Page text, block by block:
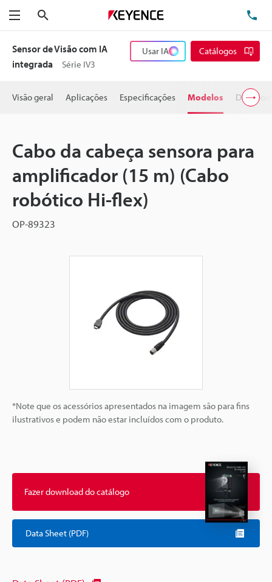
Menu
Sensor de Visão com IA
integrada
Série IV3
Usar IA Catálogos
Visão geral Aplicações Especificações Modelos
Cabo da cabeça sensora para
amplificador (15 m) (Cabo
robótico Hi-flex)
OP-89323
*Note que os acessórios apresentados na imagem são para fins
ilustrativos e podem não estar incluídos com o produto.
Fazer download do catálogo
Data Sheet (PDF)